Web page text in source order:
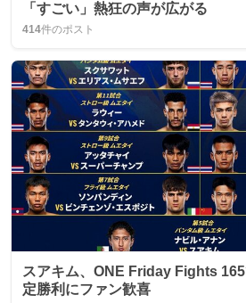
「すごい」熱狂の声が広がる
414件のポスト
スアキム、ONE Friday Fights
定勝利にファン歓喜